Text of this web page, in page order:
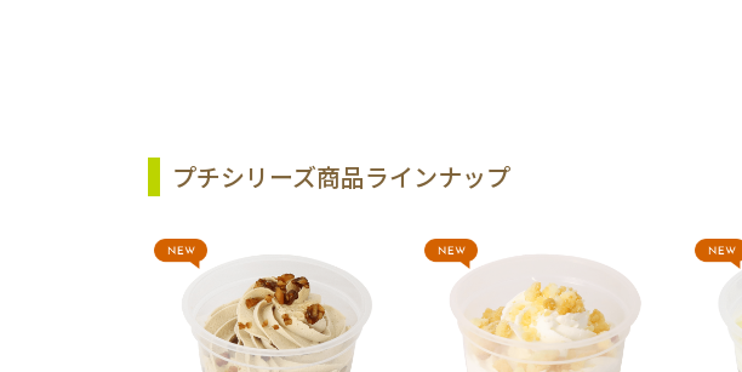
プチシリーズ商品ラインナップ